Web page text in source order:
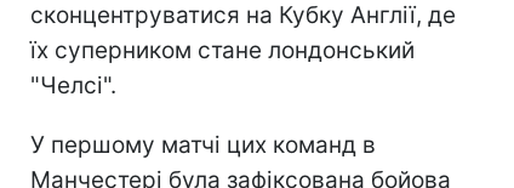
сконцентруватися на Кубку Англії, де
їх суперником стане лондонський
"Челсі".
У першому матчі цих команд в
Манчестері була зафіксована бойова